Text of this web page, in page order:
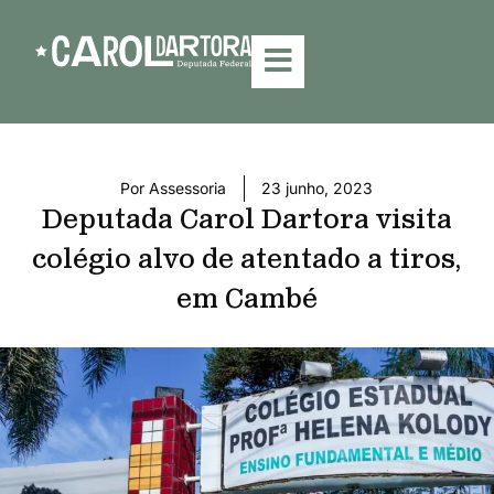
Por Assessoria 23 junho, 2023
Deputada Carol Dartora visita
colégio alvo de atentado a tiros,
em Cambé